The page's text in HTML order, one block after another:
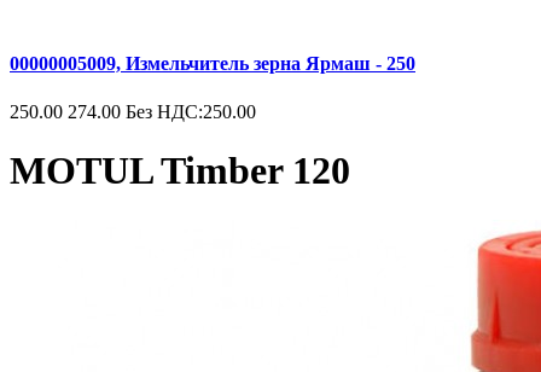
00000005009, Измельчитель зерна Ярмаш - 250
250.00 274.00 Без НДС:250.00
MOTUL Timber 120